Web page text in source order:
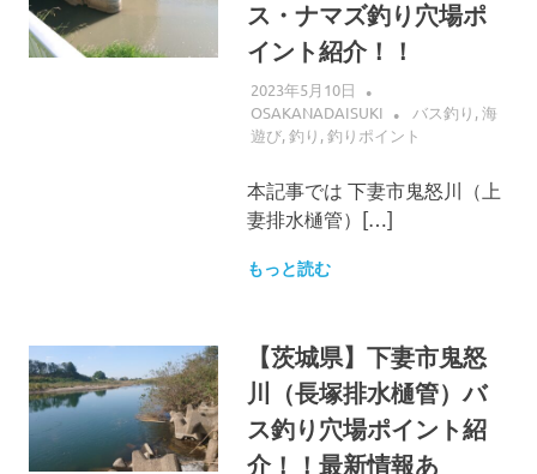
ス・ナマズ釣り穴場ポ
イント紹介！！
2023年5月10日
OSAKANADAISUKI
バス釣り ,海
遊び,釣り ,釣りポイント
本記事では 下妻市鬼怒川（上
妻排水樋管）[…]
もっと読む
【茨城県】下妻市鬼怒
川（長塚排水樋管）バ
ス釣り穴場ポイント紹
介！！最新情報あ